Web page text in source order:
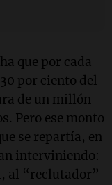
que por cada
por ciento del
de un millón
Pero ese monto
se repartía, en
interviniendo:
al “reclutador”